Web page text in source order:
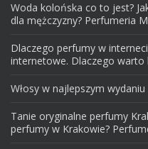
Woda kolońska co to jest?
dla mężczyzny? Perfumeria
Dlaczego perfumy w
internetowe. Dlaczego warto
Włosy w najlepszym wydaniu
Tanie oryginalne perfumy
perfumy w Krakowie?